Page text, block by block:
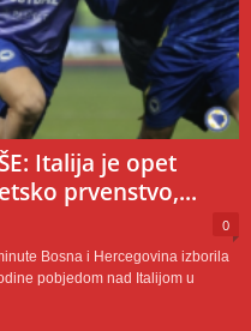
Italija je opet
prvenstvo,...
0
Bosna i Hercegovina izborila
pobjedom nad Italijom u